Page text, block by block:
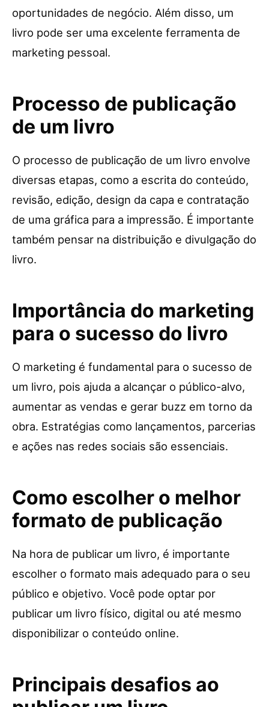
oportunidades de negócio. Além disso, um
livro pode ser uma excelente ferramenta de
marketing pessoal.
Processo de publicação
de um livro
O processo de publicação de um livro envolve
diversas etapas, como a escrita do conteúdo,
revisão, edição, design da capa e contratação
de uma gráfica para a impressão. É importante
também pensar na distribuição e divulgação do
livro.
Importância do marketing
para o sucesso do livro
O marketing é fundamental para o sucesso de
um livro, pois ajuda a alcançar o público-alvo,
aumentar as vendas e gerar buzz em torno da
obra. Estratégias como lançamentos, parcerias
e ações nas redes sociais são essenciais.
Como escolher o melhor
formato de publicação
Na hora de publicar um livro, é importante
escolher o formato mais adequado para o seu
público e objetivo. Você pode optar por
publicar um livro físico, digital ou até mesmo
disponibilizar o conteúdo online.
Principais desafios ao